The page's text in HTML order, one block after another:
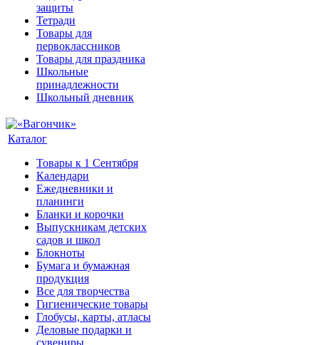
защиты
Тетради
Товары для
первоклассников
Товары для праздника
Школьные
принадлежности
Школьный дневник
Каталог
Товары к 1 Сентября
Календари
Ежедневники и
планинги
Бланки и корочки
Выпускникам детских
садов и школ
Блокноты
Бумага и бумажная
продукция
Все для творчества
Гигиенические товары
Глобусы, карты, атласы
Деловые подарки и
сувениры